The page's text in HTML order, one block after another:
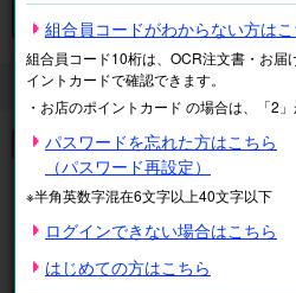
くらしのサービス 免許・資格
免許・資格
組合員コードがわからない方はこ
組合員コード10桁は、OCR注文書・お届
イントカードで確認できます。
・お店のポイントカード の場合は、「2
パスワードを忘れた方はこちら
（パスワード再設定）
※半角英数字混在6文字以上40文字以下
ログインできない場合はこちら
はじめての方はこちら